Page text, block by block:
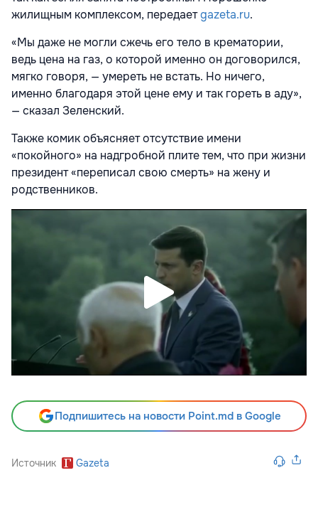
жилищным комплексом, передаетgazeta.ru.
«Мы даже не могли сжечь его тело в крематории,
ведь цена на газ, о которой именно он договорился,
мягко говоря, — умереть не встать. Но ничего,
именно благодаря этой цене ему и так гореть в аду»,
— сказал Зеленский.
Также комик объясняет отсутствие имени
«покойного» на надгробной плите тем, что при жизни
президент «переписал свою смерть» на жену и
родственников.
Подпишитесь на новости Point.md в Google
Источник Gazeta